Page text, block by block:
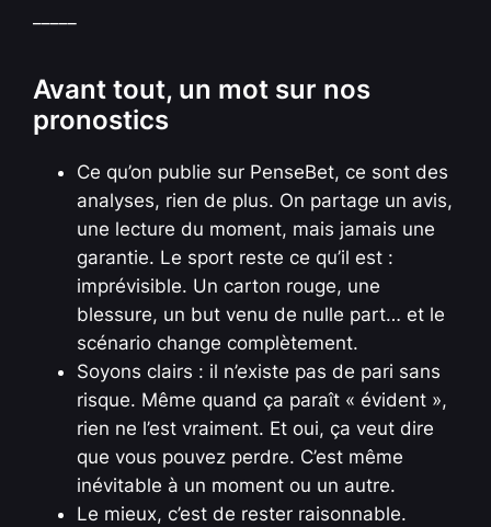
Avant tout, un mot sur nos
pronostics
Ce qu’on publie sur PenseBet, ce sont des
analyses, rien de plus. On partage un avis,
une lecture du moment, mais jamais une
garantie. Le sport reste ce qu’il est :
imprévisible. Un carton rouge, une
blessure, un but venu de nulle part… et le
scénario change complètement.
Soyons clairs : il n’existe pas de pari sans
risque. Même quand ça paraît « évident »,
rien ne l’est vraiment. Et oui, ça veut dire
que vous pouvez perdre. C’est même
inévitable à un moment ou un autre.
Le mieux, c’est de rester raisonnable.